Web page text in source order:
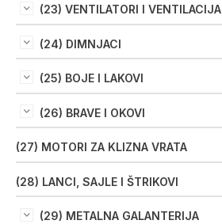
(23) VENTILATORI I VENTILACIJA
(24) DIMNJACI
(25) BOJE I LAKOVI
(26) BRAVE I OKOVI
(27) MOTORI ZA KLIZNA VRATA
(28) LANCI, SAJLE I ŠTRIKOVI
(29) METALNA GALANTERIJA